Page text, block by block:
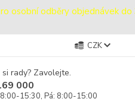
osobní odběry objednávek
CZK
rady? Zavolejte.
000
15:30, Pá: 8:00-15:00